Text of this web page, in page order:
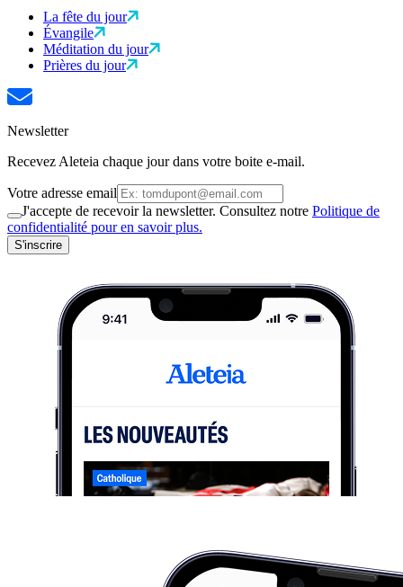
La fête du jour
Évangile
Méditation du jour
Prières du jour
Newsletter
Recevez Aleteia chaque jour dans votre boite e-mail.
Votre adresse email
J'accepte de recevoir la newsletter. Consultez notre Politique de
confidentialité pour en savoir plus.
S'inscrire